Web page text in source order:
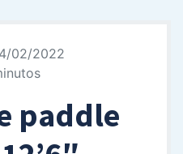
02/2022
paddle